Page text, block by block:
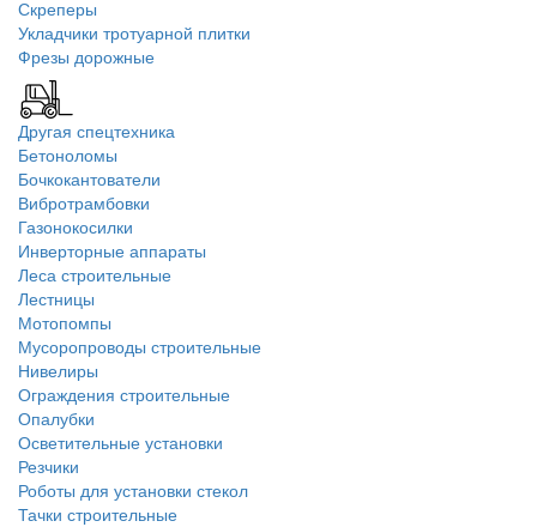
Скреперы
Укладчики тротуарной плитки
Фрезы дорожные
Другая спецтехника
Бетоноломы
Бочкокантователи
Вибротрамбовки
Газонокосилки
Инверторные аппараты
Леса строительные
Лестницы
Мотопомпы
Мусоропроводы строительные
Нивелиры
Ограждения строительные
Опалубки
Осветительные установки
Резчики
Роботы для установки стекол
Тачки строительные